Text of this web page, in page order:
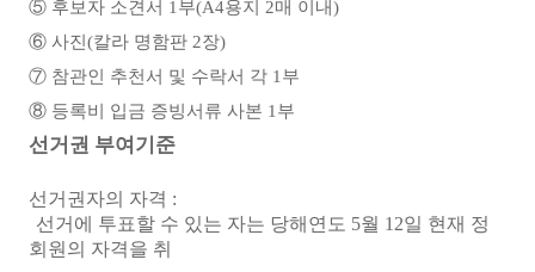
⑤ 후보자 소견서 1부(A4용지 2매 이내)
⑥ 사진(칼라 명함판 2장)
⑦ 참관인 추천서 및 수락서 각 1부
⑧ 등록비 입금 증빙서류 사본 1부
선거권 부여기준
선거권자의 자격 :
선거에 투표할 수 있는 자는 당해연도 5월 12일 현재 정
회원의 자격을 취